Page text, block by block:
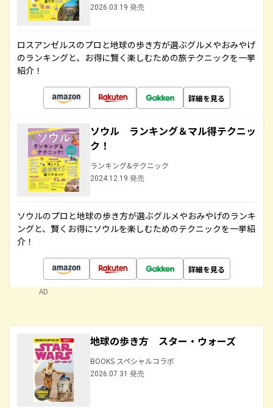
2026.03.19 発売
ロスアンゼルスのプロと地球の歩き方が選ぶグルメやおみやげ
のランキングと、お得に賢く楽しむための旅テクニックを一挙
紹介！
詳細を見る
ソウル ランキング＆マル得テクニッ
ク！
ランキング&テクニック
2024.12.19 発売
ソウルのプロと地球の歩き方が選ぶグルメやおみやげのランキ
ングと、賢くお得にソウルを楽しむためのテクニックを一挙紹
介！
詳細を見る
AD
地球の歩き方 スター・ウォーズ
BOOKS スペシャルコラボ
2026.07.31 発売